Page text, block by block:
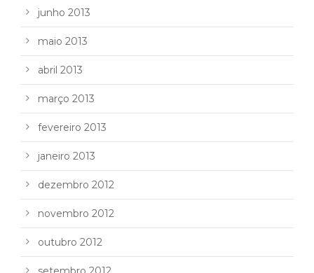
junho 2013
maio 2013
abril 2013
março 2013
fevereiro 2013
janeiro 2013
dezembro 2012
novembro 2012
outubro 2012